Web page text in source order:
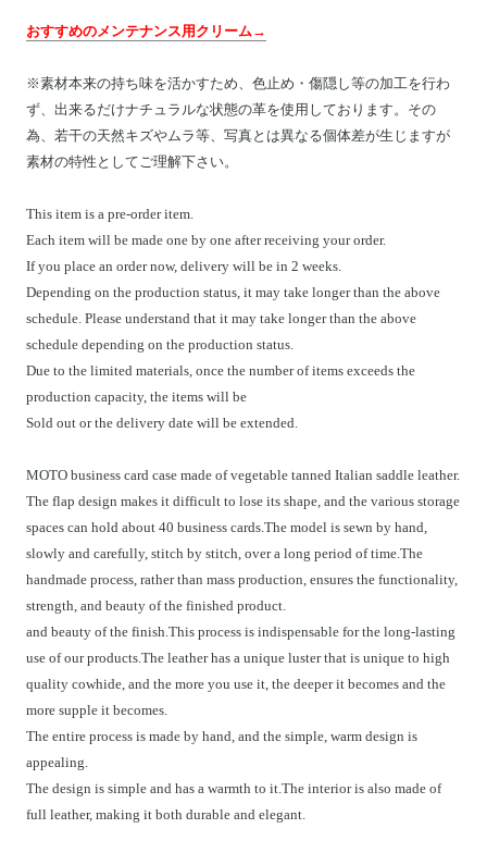
おすすめのメンテナンス用クリーム→
※素材本来の持ち味を活かすため、色止め・傷隠し等の加工を行わ
ず、出来るだけナチュラルな状態の革を使用しております。その
為、若干の天然キズやムラ等、写真とは異なる個体差が生じますが
素材の特性としてご理解下さい。
This item is a pre-order item.
Each item will be made one by one after receiving your order.
If you place an order now, delivery will be in 2 weeks.
Depending on the production status, it may take longer than the above
schedule. Please understand that it may take longer than the above
schedule depending on the production status.
Due to the limited materials, once the number of items exceeds the
production capacity, the items will be
Sold out or the delivery date will be extended.
MOTO business card case made of vegetable tanned Italian saddle leather.
The flap design makes it difficult to lose its shape, and the various storage
spaces can hold about 40 business cards.The model is sewn by hand,
slowly and carefully, stitch by stitch, over a long period of time.The
handmade process, rather than mass production, ensures the functionality,
strength, and beauty of the finished product.
and beauty of the finish.This process is indispensable for the long-lasting
use of our products.The leather has a unique luster that is unique to high
quality cowhide, and the more you use it, the deeper it becomes and the
more supple it becomes.
The entire process is made by hand, and the simple, warm design is
appealing.
The design is simple and has a warmth to it.The interior is also made of
full leather, making it both durable and elegant.